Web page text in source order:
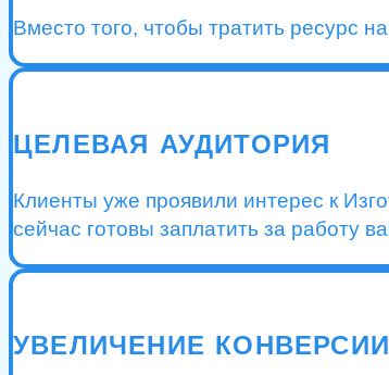
Вместо того, чтобы тратить ресурс
ЦЕЛЕВАЯ АУДИТОРИЯ
Клиенты уже проявили интерес к
сейчас готовы заплатить за работу
УВЕЛИЧЕНИЕ КОНВЕРСИИ